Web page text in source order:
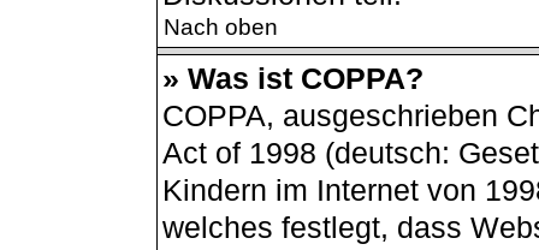
Nach oben
» Was ist COPPA?
COPPA, ausgeschrieben
Act of 1998 (deutsch:
Kindern im Internet von
welches festlegt, dass